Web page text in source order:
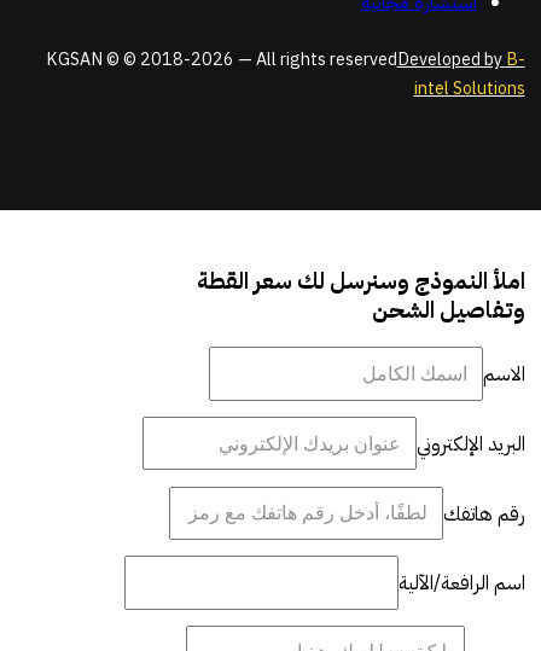
KGSAN © © 2018-2026 — All rights reservedDeveloped byB-
intel Solutions
املأ النموذج وسنرسل لك سعر القطة
وتفاصيل الشحن
الاسم
البريد الإلكتروني
رقم هاتفك
اسم الرافعة/الآلية